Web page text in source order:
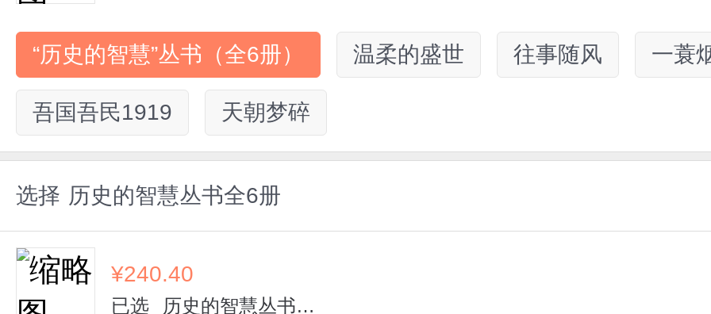
“历史的智慧”丛书（全6册） 温柔的盛世 往事随风 一蓑
吾国吾民1919 天朝梦碎
选择 历史的智慧丛书全6册
¥240.40
已选 历史的智慧丛书全6册